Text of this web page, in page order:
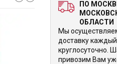
ПО
ОБЛАСТИ
Мы
доставку
круглосуточно.
привозим Вам